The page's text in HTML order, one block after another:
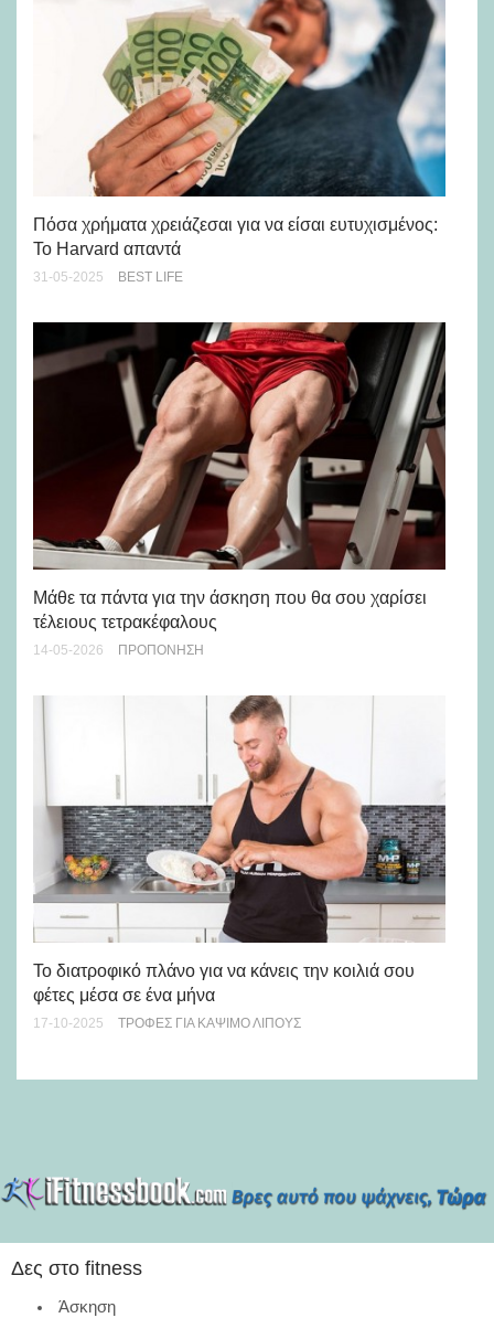
Πόσα χρήματα χρειάζεσαι για να είσαι ευτυχισμένος:
Το Harvard απαντά
31-05-2025 BEST LIFE
Μάθε τα πάντα για την άσκηση που θα σου χαρίσει
τέλειους τετρακέφαλους
14-05-2026 ΠΡΟΠΌΝΗΣΗ
Το διατροφικό πλάνο για να κάνεις την κοιλιά σου
φέτες μέσα σε ένα μήνα
17-10-2025 ΤΡΟΦΈΣ ΓΙΑ ΚΆΨΙΜΟ ΛΊΠΟΥΣ
Δες στο fitness
Άσκηση